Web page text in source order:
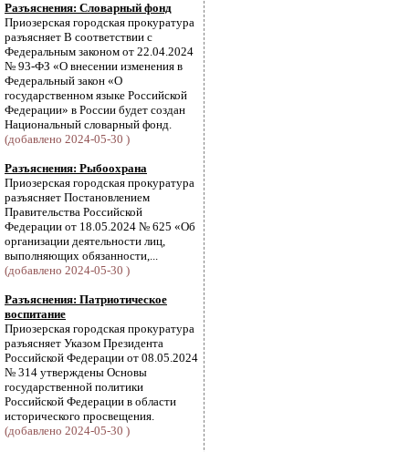
Разъяснения: Словарный фонд
Приозерская городская прокуратура
разъясняет В соответствии с
Федеральным законом от 22.04.2024
№ 93-ФЗ «О внесении изменения в
Федеральный закон «О
государственном языке Российской
Федерации» в России будет создан
Национальный словарный фонд.
(добавлено 2024-05-30 )
Разъяснения: Рыбоохрана
Приозерская городская прокуратура
разъясняет Постановлением
Правительства Российской
Федерации от 18.05.2024 № 625 «Об
организации деятельности лиц,
выполняющих обязанности,...
(добавлено 2024-05-30 )
Разъяснения: Патриотическое
воспитание
Приозерская городская прокуратура
разъясняет Указом Президента
Российской Федерации от 08.05.2024
№ 314 утверждены Основы
государственной политики
Российской Федерации в области
исторического просвещения.
(добавлено 2024-05-30 )